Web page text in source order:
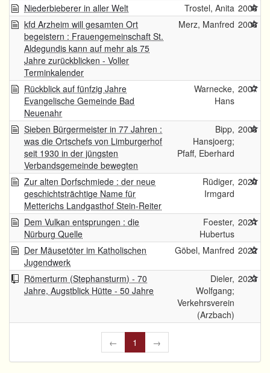
Niederbieberer in aller Welt Trostel, Anita 2006
kfd Arzheim will gesamten Ort
begeistern : Frauengemeinschaft St.
Aldegundis kann auf mehr als 75
Jahre zurückblicken - Voller
Terminkalender
Merz, Manfred 2006
Rückblick auf fünfzig Jahre
Evangelische Gemeinde Bad
Neuenahr
Warnecke,
Hans
2007
Sieben Bürgermeister in 77 Jahren :
was die Ortschefs von Limburgerhof
seit 1930 in der jüngsten
Verbandsgemeinde bewegten
Bipp,
Hansjoerg;
Pfaff, Eberhard
2008
Zur alten Dorfschmiede : der neue
geschichtsträchtige Name für
Metterichs Landgasthof Stein-Reiter
Rüdiger,
Irmgard
2020
Dem Vulkan entsprungen : die
Nürburg Quelle
Foester,
Hubertus
2021
Der Mäusetöter im Katholischen
Jugendwerk
Göbel, Manfred 2022
Römerturm (Stephansturm) - 70
Jahre, Augstblick Hütte - 50 Jahre
Dieler,
Wolfgang;
Verkehrsverein
(Arzbach)
2023
← 1 →